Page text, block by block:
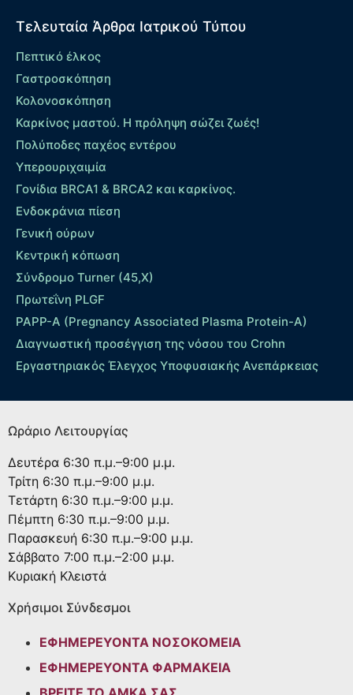
Τελευταία Άρθρα Ιατρικού Τύπου
Πεπτικό έλκος
Γαστροσκόπηση
Κολονοσκόπηση
Καρκίνος μαστού. Η πρόληψη σώζει ζωές!
Πολύποδες παχέος εντέρου
Yπερουριχαιμία
Γονίδια BRCA1 & BRCA2 και καρκίνος.
Ενδοκράνια πίεση
Γενική ούρων
Κεντρική κόπωση
Σύνδρομο Turner (45,X)
Πρωτεΐνη PLGF
PAPP-A (Pregnancy Associated Plasma Protein-A)
Διαγνωστική προσέγγιση της νόσου του Crohn
Εργαστηριακός Έλεγχος Υποφυσιακής Ανεπάρκειας
Ωράριο Λειτουργίας
Δευτέρα 6:30 π.μ.–9:00 μ.μ.
Τρίτη 6:30 π.μ.–9:00 μ.μ.
Τετάρτη 6:30 π.μ.–9:00 μ.μ.
Πέμπτη 6:30 π.μ.–9:00 μ.μ.
Παρασκευή 6:30 π.μ.–9:00 μ.μ.
Σάββατο 7:00 π.μ.–2:00 μ.μ.
Κυριακή Κλειστά
Χρήσιμοι Σύνδεσμοι
ΕΦΗΜΕΡΕΥΟΝΤΑ ΝΟΣΟΚΟΜΕΙΑ
ΕΦΗΜΕΡΕΥΟΝΤΑ ΦΑΡΜΑΚΕΙΑ